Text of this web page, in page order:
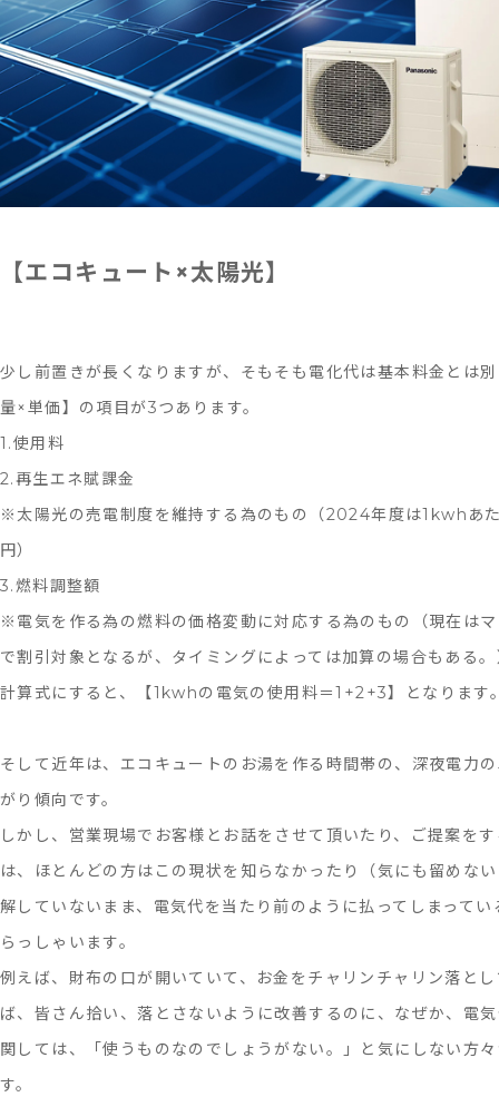
【エコキュート×太陽光】
少し前置きが長くなりますが、そもそも電化代は基本料金とは
量×単価】の項目が3つあります。
1.使用料
2.再生エネ賦課金
※太陽光の売電制度を維持する為のもの（2024年度は1kwhあ
円）
3.燃料調整額
※電気を作る為の燃料の価格変動に対応する為のもの（現在は
で割引対象となるが、タイミングによっては加算の場合もある
計算式にすると、【1kwhの電気の使用料＝1+2+3】となります
そして近年は、エコキュートのお湯を作る時間帯の、深夜電力
がり傾向です。
しかし、営業現場でお客様とお話をさせて頂いたり、ご提案を
は、ほとんどの方はこの現状を知らなかったり（気にも留めな
解していないまま、電気代を当たり前のように払ってしまってい
らっしゃいます。
例えば、財布の口が開いていて、お金をチャリンチャリン落と
ば、皆さん拾い、落とさないように改善するのに、なぜか、電
関しては、「使うものなのでしょうがない。」と気にしない方
す。